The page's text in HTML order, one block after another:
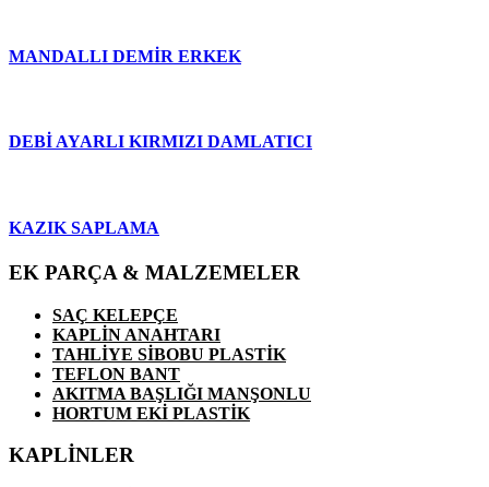
MANDALLI DEMİR ERKEK
DEBİ AYARLI KIRMIZI DAMLATICI
KAZIK SAPLAMA
EK PARÇA & MALZEMELER
SAÇ KELEPÇE
KAPLİN ANAHTARI
TAHLİYE SİBOBU PLASTİK
TEFLON BANT
AKITMA BAŞLIĞI MANŞONLU
HORTUM EKİ PLASTİK
KAPLİNLER